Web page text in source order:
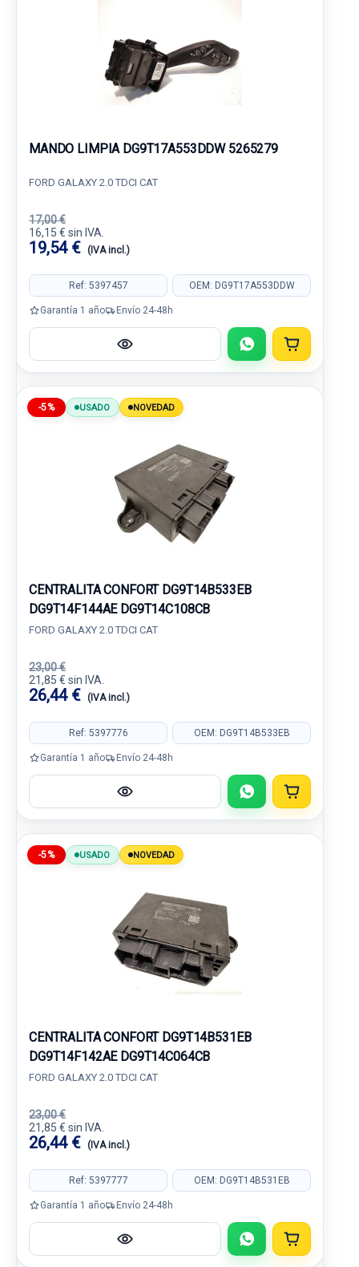
MANDO LIMPIA DG9T17A553DDW 5265279
FORD GALAXY 2.0 TDCI CAT
17,00 €
16,15 € sin IVA.
19,54 € (IVA incl.)
Ref: 5397457 OEM: DG9T17A553DDW
Garantía 1 año Envío 24-48h
-5% USADO NOVEDAD
CENTRALITA CONFORT DG9T14B533EB
DG9T14F144AE DG9T14C108CB
FORD GALAXY 2.0 TDCI CAT
23,00 €
21,85 € sin IVA.
26,44 € (IVA incl.)
Ref: 5397776 OEM: DG9T14B533EB
Garantía 1 año Envío 24-48h
-5% USADO NOVEDAD
CENTRALITA CONFORT DG9T14B531EB
DG9T14F142AE DG9T14C064CB
FORD GALAXY 2.0 TDCI CAT
23,00 €
21,85 € sin IVA.
26,44 € (IVA incl.)
Ref: 5397777 OEM: DG9T14B531EB
Garantía 1 año Envío 24-48h